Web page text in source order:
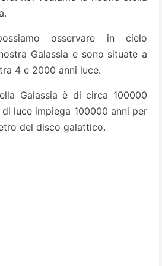
osservare in cielo
Galassia e sono situate a
4 e 2000 anni luce.
Galassia è di circa 100000
luce impiega 100000 anni per
del disco galattico.